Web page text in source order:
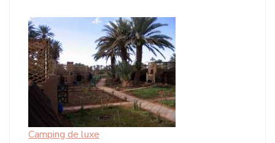
Camping de luxe